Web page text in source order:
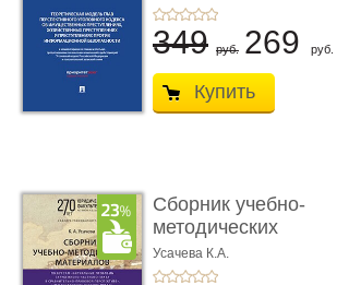
349 руб. 269 руб.
Купить
Сборник учебно-
методических
материалов по кур ...
Усачева К.А.